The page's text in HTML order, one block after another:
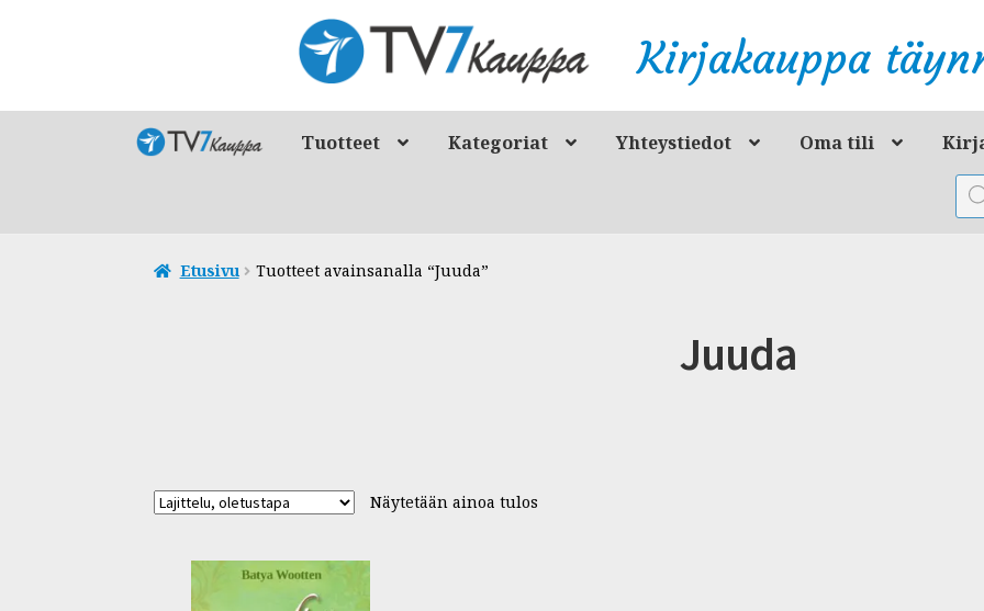
Kirjakauppa
Tuotteet Kategoriat Yhteystiedot Oma tili
Etusivu Tuotteet avainsanalla “Juuda”
Juuda
Näytetään ainoa tulos